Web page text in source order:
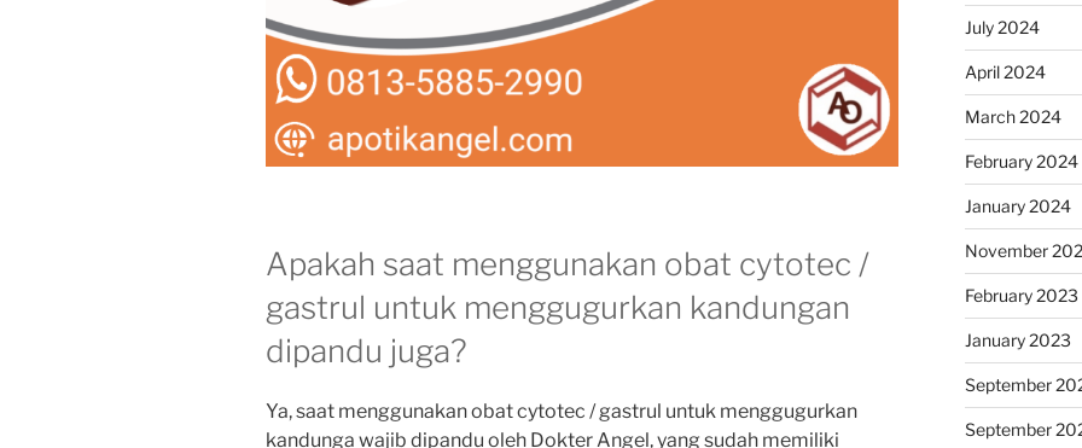
Apakah saat menggunakan obat cytotec /
gastrul untuk menggugurkan kandungan
dipandu juga?
Ya, saat menggunakan obat cytotec / gastrul untuk menggugurkan
kandunga wajib dipandu oleh Dokter Angel, yang sudah memiliki
July 2024
April 2024
March 2024
February 2024
January 2024
November
February 2023
January 2023
September
September